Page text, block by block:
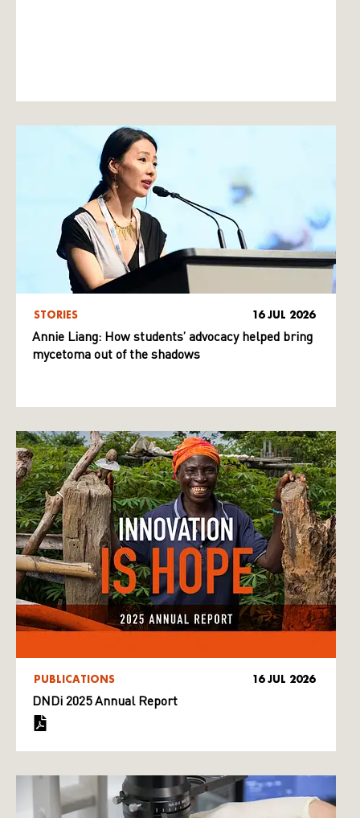
STORIES 16 JUL 2026
Annie Liang: How students’ advocacy helped bring
mycetoma out of the shadows
PUBLICATIONS 16 JUL 2026
DNDi 2025 Annual Report